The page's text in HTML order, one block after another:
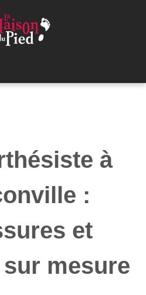
à
:
et
mesure